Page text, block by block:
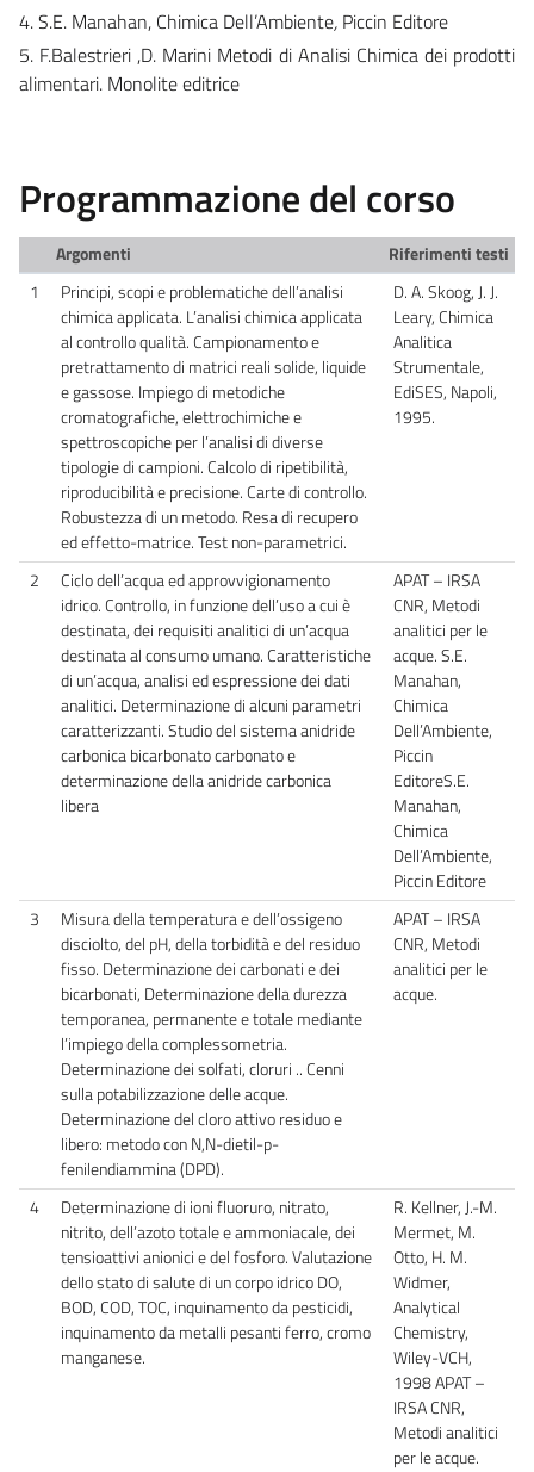
4. S.E. Manahan, Chimica Dell’Ambiente, Piccin Editore
5. F.Balestrieri ,D. Marini Metodi di Analisi Chimica dei prodotti
alimentari. Monolite editrice
Programmazione del corso
Argomenti
Riferimenti testi
1
Principi, scopi e problematiche dell’analisi
chimica applicata. L’analisi chimica applicata
al controllo qualità. Campionamento e
pretrattamento di matrici reali solide, liquide
e gassose. Impiego di metodiche
cromatografiche, elettrochimiche e
spettroscopiche per l’analisi di diverse
tipologie di campioni. Calcolo di ripetibilità,
riproducibilità e precisione. Carte di controllo.
Robustezza di un metodo. Resa di recupero
ed effetto-matrice. Test non-parametrici.
D. A. Skoog, J. J.
Leary, Chimica
Analitica
Strumentale,
EdiSES, Napoli,
1995.
2
Ciclo dell’acqua ed approvvigionamento
idrico. Controllo, in funzione dell’uso a cui è
destinata, dei requisiti analitici di un’acqua
destinata al consumo umano. Caratteristiche
di un’acqua, analisi ed espressione dei dati
analitici. Determinazione di alcuni parametri
caratterizzanti. Studio del sistema anidride
carbonica bicarbonato carbonato e
determinazione della anidride carbonica
libera
APAT – IRSA
CNR, Metodi
analitici per le
acque. S.E.
Manahan,
Chimica
Dell’Ambiente,
Piccin
EditoreS.E.
Manahan,
Chimica
Dell’Ambiente,
Piccin Editore
3
Misura della temperatura e dell’ossigeno
disciolto, del pH, della torbidità e del residuo
fisso. Determinazione dei carbonati e dei
bicarbonati, Determinazione della durezza
temporanea, permanente e totale mediante
l’impiego della complessometria.
Determinazione dei solfati, cloruri .. Cenni
sulla potabilizzazione delle acque.
Determinazione del cloro attivo residuo e
libero: metodo con N,N-dietil-p-
fenilendiammina (DPD).
APAT – IRSA
CNR, Metodi
analitici per le
acque.
4
Determinazione di ioni fluoruro, nitrato,
nitrito, dell’azoto totale e ammoniacale, dei
tensioattivi anionici e del fosforo. Valutazione
dello stato di salute di un corpo idrico DO,
BOD, COD, TOC, inquinamento da pesticidi,
inquinamento da metalli pesanti ferro, cromo
manganese.
R. Kellner, J.-M.
Mermet, M.
Otto, H. M.
Widmer,
Analytical
Chemistry,
Wiley-VCH,
1998 APAT –
IRSA CNR,
Metodi analitici
per le acque.